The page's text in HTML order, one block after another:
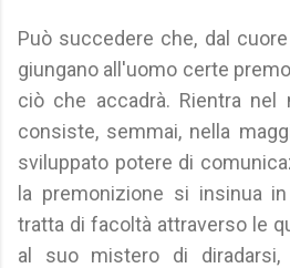
Può succedere che, dal
giungano all'uomo certe
ciò che accadrà. Rientra nel
consiste, semmai, nella
sviluppato potere di
la premonizione si insinua
tratta di facoltà attraverso le
al suo mistero di diradarsi,